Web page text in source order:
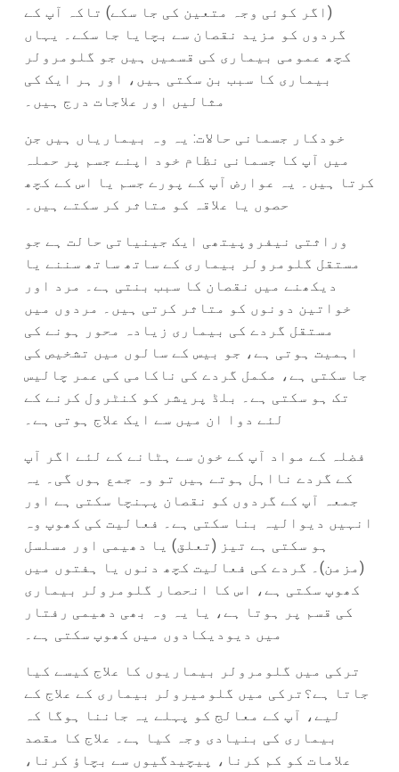
(اگر کوئی وجہ متعین کی جا سکے) تاکہ آپ کے
گردوں کو مزید نقصان سے بچایا جا سکے۔ یہاں
کچھ عمومی بیماری کی قسمیں ہیں جو گلومرولر
بیماری کا سبب بن سکتی ہیں، اور ہر ایک کی
مثالیں اور علاجات درج ہیں۔
خودکار جسمانی حالات: یہ وہ بیماریاں ہیں جن
میں آپ کا جسمانی نظام خود اپنے جسم پر حملہ
کرتا ہیں۔ یہ عوارض آپ کے پورے جسم یا اس کے کچھ
حصوں یا علاقہ کو متاثر کر سکتے ہیں۔
وراثتی نیفروپیتھی ایک جینیاتی حالت ہے جو
مستقل گلومرولر بیماری کے ساتھ ساتھ سننے یا
دیکھنے میں نقصان کا سبب بنتی ہے۔ مرد اور
خواتین دونوں کو متاثر کرتی ہیں۔ مردوں میں
مستقل گردے کی بیماری زیادہ محور ہونے کی
اہمیت ہوتی ہے، جو بیس کے سالوں میں تشخیص کی
جا سکتی ہے، مکمل گردے کی ناکامی کی عمر چالیس
تک ہو سکتی ہے۔ بلڈ پریشر کو کنٹرول کرنے کے
لئے دوا ان میں سے ایک علاج ہوتی ہے۔
فضلہ کے مواد آپ کے خون سے ہٹانے کے لئے اگر آپ
کے گردے نااہل ہوتے ہیں تو وہ جمع ہوں گی۔ یہ
جمعہ آپ کے گردوں کو نقصان پہنچا سکتی ہے اور
انہیں دیوالیہ بنا سکتی ہے۔ فعالیت کی کھوپ وہ
ہو سکتی ہے تیز (تعلق) یا دھیمی اور مسلسل
(مزمن)۔ گردے کی فعالیت کچھ دنوں یا ہفتوں میں
کھوپ سکتی ہے، اس کا انحصار گلومرولر بیماری
کی قسم پر ہوتا ہے، یا یہ وہ بھی دھیمی رفتار
میں دیودیکادوں میں کھوپ سکتی ہے۔
ترکی میں گلومرولر بیماریوں کا علاج کیسے کیا
جاتا ہے؟ترکی میں گلومیرولر بیماری کے علاج کے
لیے، آپ کے معالج کو پہلے یہ جاننا ہوگا کہ
بیماری کی بنیادی وجہ کیا ہے۔ علاج کا مقصد
علامات کو کم کرنا، پیچیدگیوں سے بچاؤ کرنا،